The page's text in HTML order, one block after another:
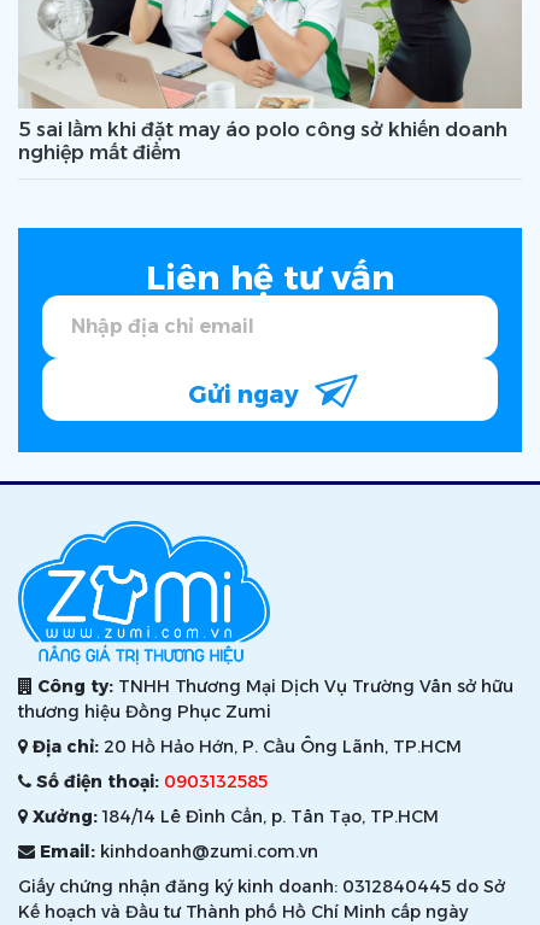
5 sai lầm khi đặt may áo polo công sở khiến doanh
nghiệp mất điểm
Liên hệ tư vấn
Gửi ngay
Công ty: TNHH Thương Mại Dịch Vụ Trường Vân sở hữu
thương hiệu Đồng Phục Zumi
Địa chỉ: 20 Hồ Hảo Hớn, P. Cầu Ông Lãnh, TP.HCM
Số điện thoại: 0903132585
Xưởng:184/14 Lê Đình Cẩn, p. Tân Tạo, TP.HCM
Email: kinhdoanh@zumi.com.vn
Giấy chứng nhận đăng ký kinh doanh: 0312840445 do Sở
Kế hoạch và Đầu tư Thành phố Hồ Chí Minh cấp ngày